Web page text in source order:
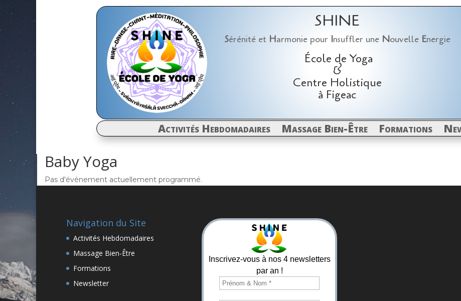
SHINE
Sérénité et Harmonie pour Insuffler une Nouvelle Energie
École de Yoga
&
Centre Holistique
à Figeac
Activités Hebdomadaires Massage Bien-Être Formations
Baby Yoga
Pas d'événement actuellement programmé.
Navigation du Site
Activités Hebdomadaires
Massage Bien-Être
Formations
Newsletter
Inscrivez-vous à nos 4 newsletters
par an !